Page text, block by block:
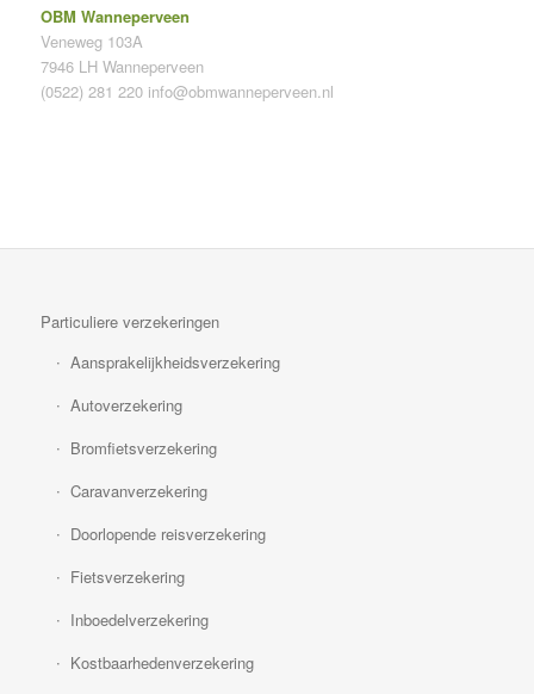
OBM Wanneperveen
Veneweg 103A
7946 LH Wanneperveen
(0522) 281 220 info@obmwanneperveen.nl
Particuliere verzekeringen
Aansprakelijkheidsverzekering
Autoverzekering
Bromfietsverzekering
Caravanverzekering
Doorlopende reisverzekering
Fietsverzekering
Inboedelverzekering
Kostbaarhedenverzekering